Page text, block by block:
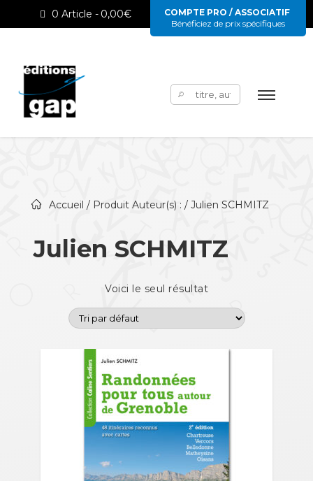
0 Article 0,00€
COMPTE PRO / ASSOCIATIF
Bénéficiez de prix spécifiques
Rechercher :
Accueil / Produit Auteur(s) : / Julien SCHMITZ
Julien SCHMITZ
Voici le seul résultat